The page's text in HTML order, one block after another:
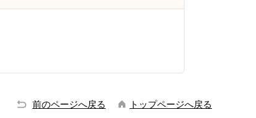
前のページへ戻る トップページへ戻る